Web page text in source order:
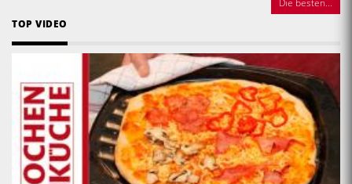
Die besten...
TOP VIDEO